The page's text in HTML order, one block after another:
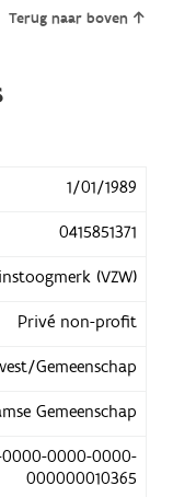
Terug naar boven
1/01/1989
0415851371
(VZW)
Privé non-profit
Gemeenschap
Gemeenschap
0000-0000-
000000010365